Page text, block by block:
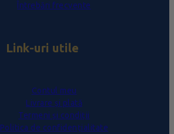
Întrebări frecvente
Link-uri utile
Contul meu
Livrare și plată
Termeni și condiții
Politica de confidențialitate